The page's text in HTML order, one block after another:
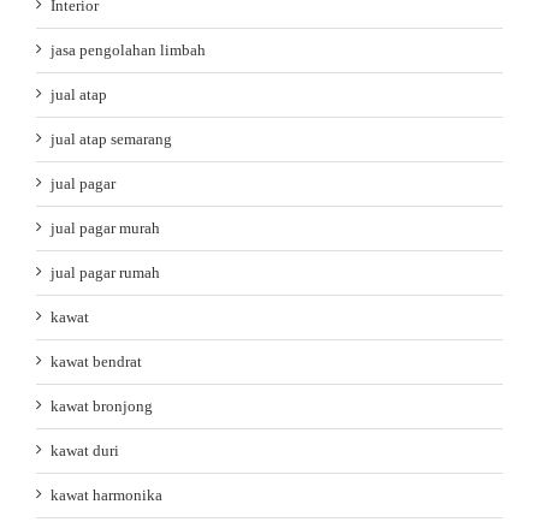
Interior
jasa pengolahan limbah
jual atap
jual atap semarang
jual pagar
jual pagar murah
jual pagar rumah
kawat
kawat bendrat
kawat bronjong
kawat duri
kawat harmonika